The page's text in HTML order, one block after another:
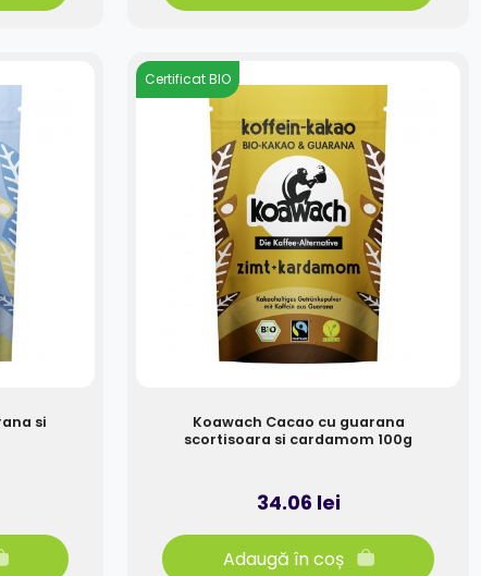
si
Certificat BIO
Koawach Cacao cu guarana
scortisoara si cardamom 100g
34.06 lei
Adaugă în coș